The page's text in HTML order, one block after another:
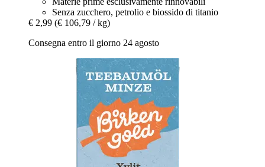
Senza zucchero, petrolio e biossido di titanio
€ 2,99 (€ 106,79 / kg)
Consegna entro il giorno 24 agosto